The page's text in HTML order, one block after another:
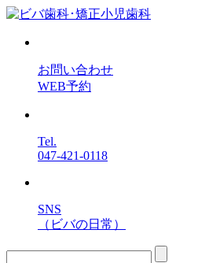
お問い合わせ
WEB予約
Tel.
047-421-0118
SNS
（ビバの日常）